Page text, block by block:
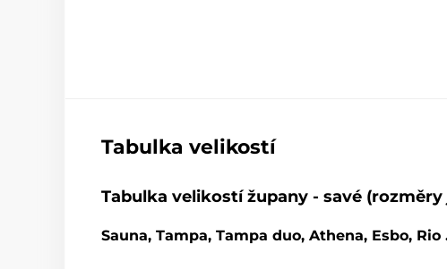
Tabulka velikostí
Tabulka velikostí župany - savé
Sauna, Tampa, Tampa duo, Athena, Esbo, Rio